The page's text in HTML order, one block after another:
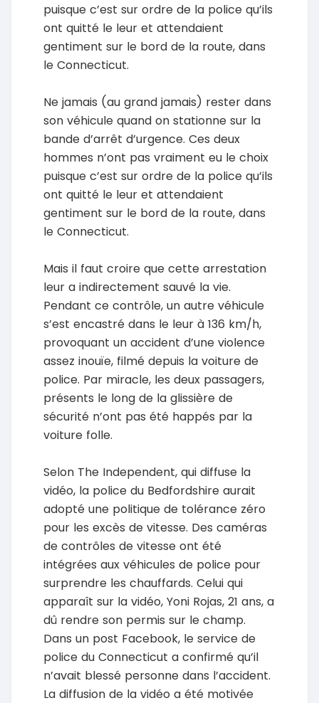
puisque c’est sur ordre de la police qu’ils
ont quitté le leur et attendaient
gentiment sur le bord de la route, dans
le Connecticut.
Ne jamais (au grand jamais) rester dans
son véhicule quand on stationne sur la
bande d’arrêt d’urgence. Ces deux
hommes n’ont pas vraiment eu le choix
puisque c’est sur ordre de la police qu’ils
ont quitté le leur et attendaient
gentiment sur le bord de la route, dans
le Connecticut.
Mais il faut croire que cette arrestation
leur a indirectement sauvé la vie.
Pendant ce contrôle, un autre véhicule
s’est encastré dans le leur à 136 km/h,
provoquant un accident d’une violence
assez inouïe, filmé depuis la voiture de
police. Par miracle, les deux passagers,
présents le long de la glissière de
sécurité n’ont pas été happés par la
voiture folle.
Selon The Independent, qui diffuse la
vidéo, la police du Bedfordshire aurait
adopté une politique de tolérance zéro
pour les excès de vitesse. Des caméras
de contrôles de vitesse ont été
intégrées aux véhicules de police pour
surprendre les chauffards. Celui qui
apparaît sur la vidéo, Yoni Rojas, 21 ans, a
dû rendre son permis sur le champ.
Dans un post Facebook, le service de
police du Connecticut a confirmé qu’il
n’avait blessé personne dans l’accident.
La diffusion de la vidéo a été motivée